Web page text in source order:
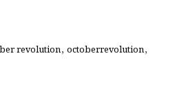
revolution, octoberrevolution,